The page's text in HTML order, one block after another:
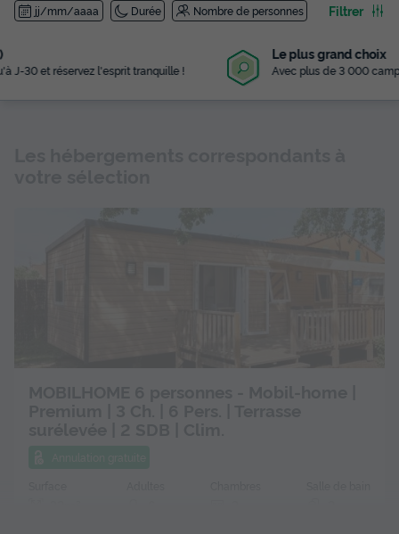
jj/mm/aaaa Durée Nombre de personnes Filtrer
Avec plus de 3 000 campings référencés